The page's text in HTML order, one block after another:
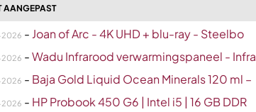
AANGEPAST
- Joan of Arc - 4K UHD + blu-ray - Steelbo
-Wadu Infrarood verwarmingspaneel - Infra
- Baja Gold Liquid Ocean Minerals 120 ml –
- HP Probook 450 G6 | Intel i5 | 16 GB DDR